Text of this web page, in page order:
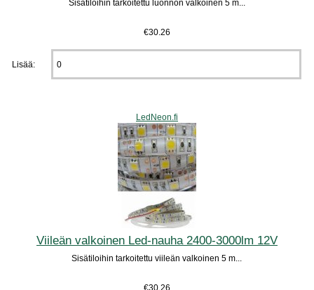
Sisätiloihin tarkoitettu luonnon valkoinen 5 m...
€30.26
Lisää:
LedNeon.fi
Viileän valkoinen Led-nauha 2400-3000lm 12V
Sisätiloihin tarkoitettu viileän valkoinen 5 m...
€30.26